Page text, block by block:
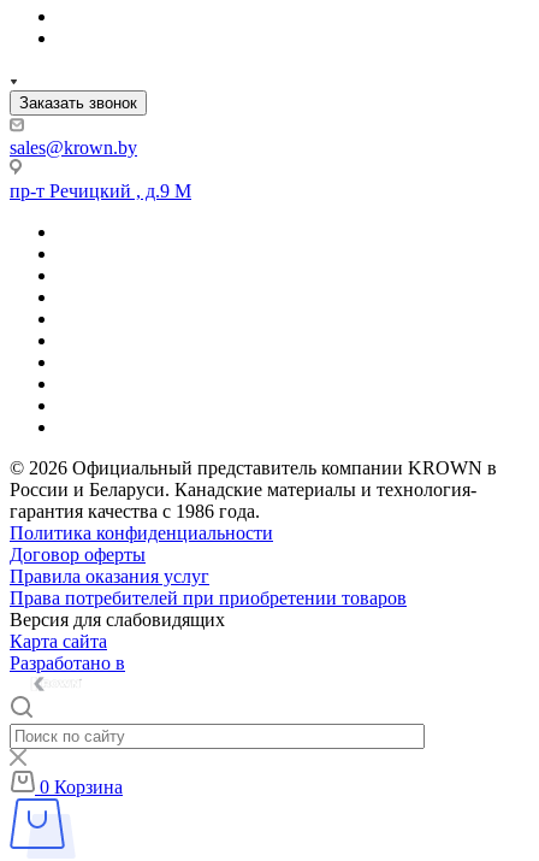
Заказать звонок
sales@krown.by
пр-т Речицкий , д.9 М
© 2026 Официальный представитель компании KROWN в
России и Беларуси. Канадские материалы и технология-
гарантия качества с 1986 года.
Политика конфиденциальности
Договор оферты
Правила оказания услуг
Права потребителей при приобретении товаров
Версия для слабовидящих
Карта сайта
Разработано в
0 Корзина